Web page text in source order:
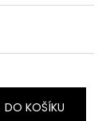
DO KOŠÍKU